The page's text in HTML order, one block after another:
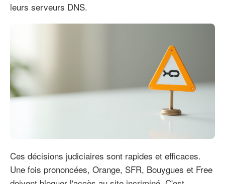
leurs serveurs DNS.
Ces décisions judiciaires sont rapides et efficaces.
Une fois prononcées, Orange, SFR, Bouygues et Free